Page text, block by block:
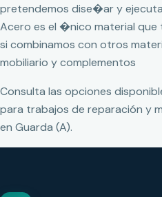
pretendemos dise�ar y
Acero es el �nico material que
si combinamos con otros
mobiliario y complementos
Consulta las opciones
para trabajos de reparación y
en Guarda (A).